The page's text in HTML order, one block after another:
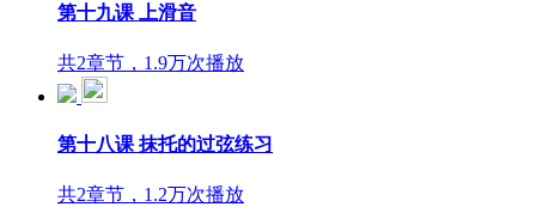
第十九课 上滑音
共2章节，1.9万次播放
第十八课 抹托的过弦练习
共2章节，1.2万次播放